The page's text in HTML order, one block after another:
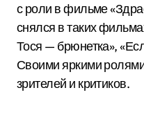
с роли в фильме
снялся в таких
Тося — брюнетка»,
Своими яркими
зрителей и критиков.